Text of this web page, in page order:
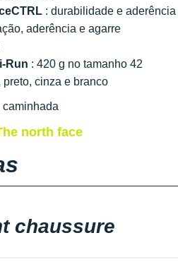
: durabilidade e aderência
aderência e agarre
Run : 420 g no tamanho 42
preto, cinza e branco
caminhada
north face
chaussure